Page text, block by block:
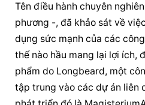
Tên điều hành chuyên
phương -, đã khảo sát về
dụng sức mạnh của các
thế nào hầu mang lại lợi ích,
phẩm do Longbeard, một
tập trung vào các dự án liên